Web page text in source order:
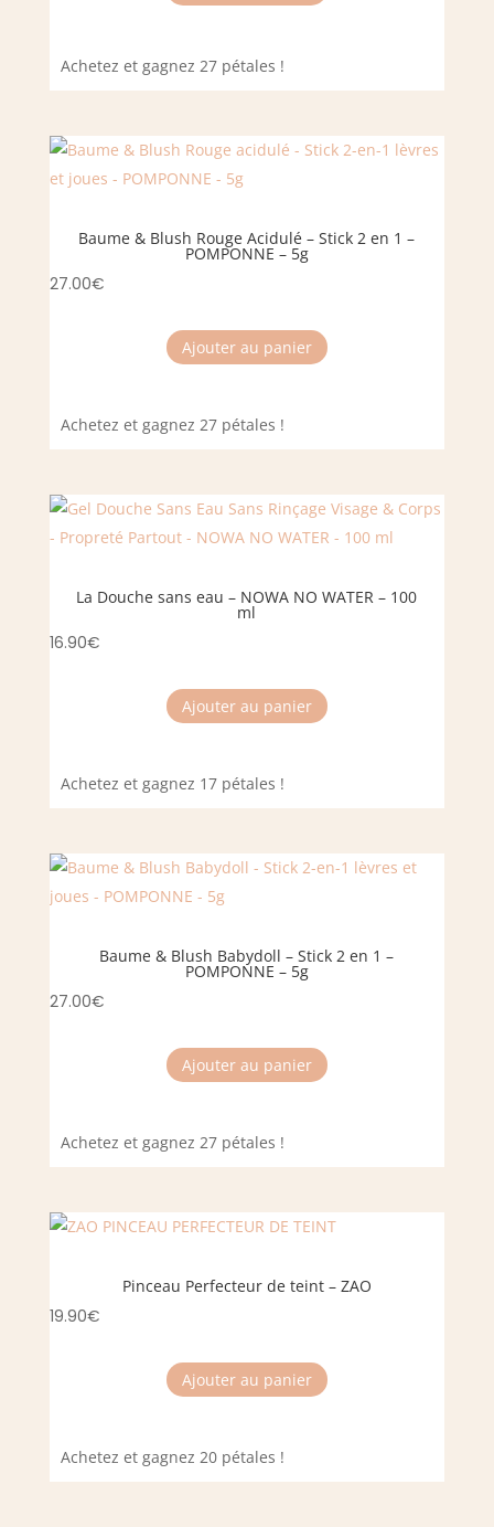
Achetez et gagnez 27 pétales !
Baume & Blush Rouge Acidulé – Stick 2 en 1 –
POMPONNE – 5g
27.00€
Ajouter au panier
Achetez et gagnez 27 pétales !
La Douche sans eau – NOWA NO WATER – 100
ml
16.90€
Ajouter au panier
Achetez et gagnez 17 pétales !
Baume & Blush Babydoll – Stick 2 en 1 –
POMPONNE – 5g
27.00€
Ajouter au panier
Achetez et gagnez 27 pétales !
Pinceau Perfecteur de teint – ZAO
19.90€
Ajouter au panier
Achetez et gagnez 20 pétales !